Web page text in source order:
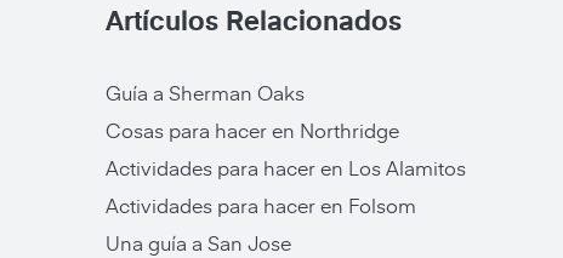
Artículos Relacionados
Guía a Sherman Oaks
Cosas para hacer en Northridge
Actividades para hacer en Los Alamitos
Actividades para hacer en Folsom
Una guía a San Jose